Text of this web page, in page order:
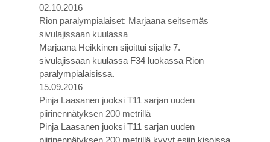
02.10.2016
Rion paralympialaiset: Marjaana seitsemäs
sivulajissaan kuulassa
Marjaana Heikkinen sijoittui sijalle 7.
sivulajissaan kuulassa F34 luokassa Rion
paralympialaisissa.
15.09.2016
Pinja Laasanen juoksi T11 sarjan uuden
piirinennätyksen 200 metrillä
Pinja Laasanen juoksi T11 sarjan uuden
piirinennätyksen 200 metrillä kyvyt esiin kisoissa